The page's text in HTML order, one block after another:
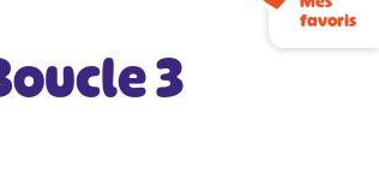
3
favoris